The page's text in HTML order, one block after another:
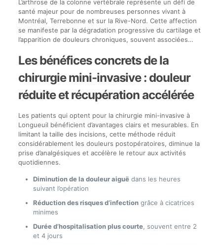
L’arthrose de la colonne vertébrale représente un défi de
santé majeur pour de nombreuses personnes vivant à
Montréal, Terrebonne et sur la Rive-Nord. Cette affection
se manifeste par la dégradation progressive du cartilage et
l’apparition de douleurs chroniques, souvent associées…
Les bénéfices concrets de la
chirurgie mini-invasive : douleur
réduite et récupération accélérée
Les patients qui optent pour la chirurgie mini-invasive à
Longueuil bénéficient d’avantages clairs et mesurables. En
limitant la taille des incisions, cette méthode réduit
considérablement les douleurs postopératoires, diminue la
prise d’analgésiques et accélère le retour aux activités
quotidiennes.
Diminution de la douleur aiguëdans les heures
suivant l’opération
Réduction des risques d’infectiongrâce à cicatrices
minimes
Durée d’hospitalisation plus courte, souvent entre 2
et 4 jours